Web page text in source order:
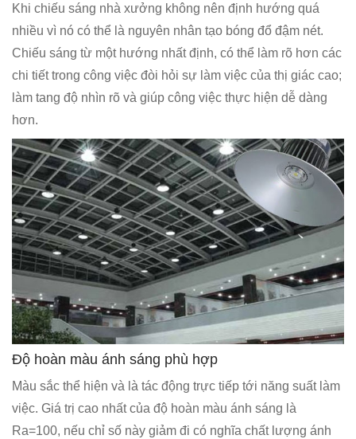
Khi chiếu sáng nhà xưởng không nên định hướng quá
nhiều vì nó có thể là nguyên nhân tạo bóng đổ đậm nét.
Chiếu sáng từ một hướng nhất định, có thể làm rõ hơn các
chi tiết trong công việc đòi hỏi sự làm việc của thị giác cao;
làm tang độ nhìn rõ và giúp công việc thực hiện dễ dàng
hơn.
Độ hoàn màu ánh sáng phù hợp
Màu sắc thể hiện và là tác động trực tiếp tới năng suất làm
việc. Giá trị cao nhất của độ hoàn màu ánh sáng là
Ra=100, nếu chỉ số này giảm đi có nghĩa chất lượng ánh